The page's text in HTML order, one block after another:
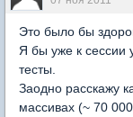
Это было бы
Я бы уже к сессии
тесты.
Заодно расскажу
массивах (~ 70